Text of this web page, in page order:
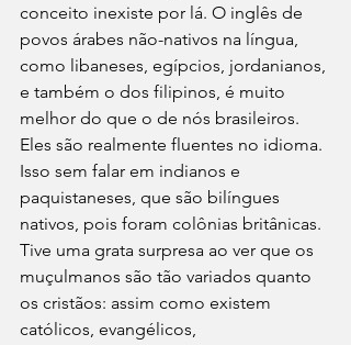
conceito inexiste por lá. O inglês de
povos árabes não-nativos na língua,
como libaneses, egípcios, jordanianos,
e também o dos filipinos, é muito
melhor do que o de nós brasileiros.
Eles são realmente fluentes no idioma.
Isso sem falar em indianos e
paquistaneses, que são bilíngues
nativos, pois foram colônias britânicas.
Tive uma grata surpresa ao ver que os
muçulmanos são tão variados quanto
os cristãos: assim como existem
católicos, evangélicos,